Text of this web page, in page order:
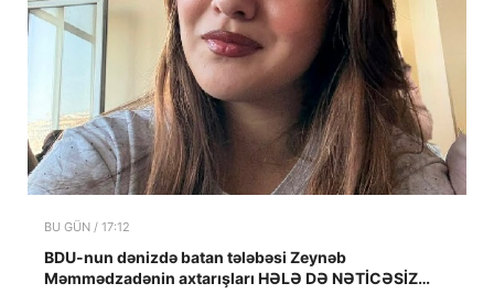
BU GÜN / 17:12
BDU-nun dənizdə batan tələbəsi Zeynəb
Məmmədzadənin axtarışları HƏLƏ DƏ NƏTİCƏSİZ